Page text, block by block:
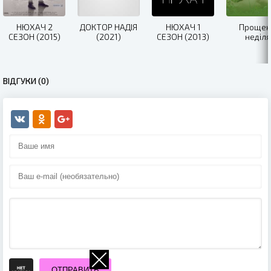
НЮХАЧ 2
СЕЗОН (2015)
ДОКТОР НАДІЯ
(2021)
НЮХАЧ 1
СЕЗОН (2013)
неділя
ВІДГУКИ (0)